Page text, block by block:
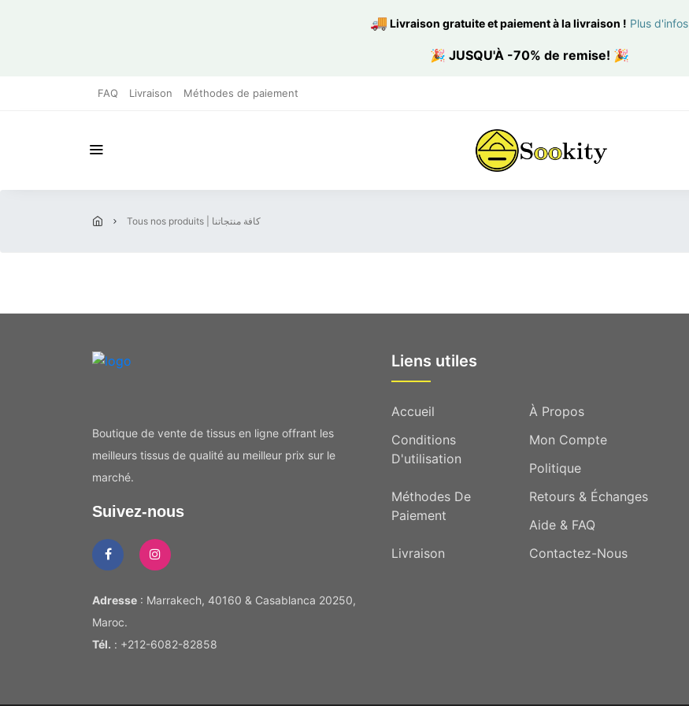
🚚 Livraison gratuite et paiement à la livraison ! Plus d'infos
🎉 JUSQU'À -70% de remise! 🎉
FAQ Livraison Méthodes de paiement
tous nos produits | كافة منتجاتنا
Boutique de vente de tissus en ligne offrant les
meilleurs tissus de qualité au meilleur prix sur le
marché.
Suivez-nous
Adresse : Marrakech, 40160 & Casablanca 20250,
Maroc.
Tél. : +212-6082-82858
Liens utiles
Accueil
À Propos
Conditions
D'utilisation
Mon Compte
Politique
Méthodes De
Paiement
Retours & Échanges
Aide & FAQ
Livraison
Contactez-Nous